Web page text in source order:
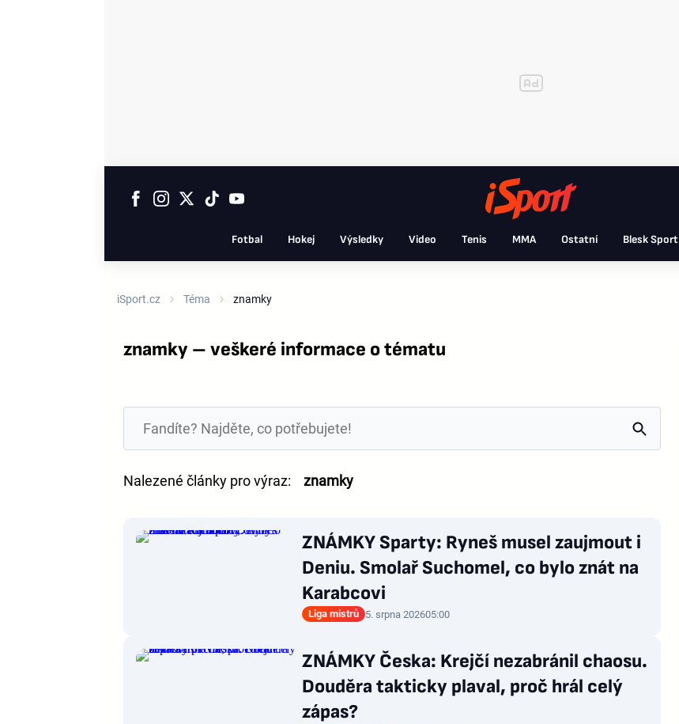
Fotbal Hokej Výsledky Video Tenis MMA Ostatní Blesk Sport
iSport.cz Téma znamky
znamky – veškeré informace o tématu
Nalezené články pro výraz: znamky
ZNÁMKY Sparty: Ryneš musel zaujmout i
Deniu. Smolař Suchomel, co bylo znát na
Karabcovi
Liga mistrů 5. srpna 202605:00
ZNÁMKY Česka: Krejčí nezabránil chaosu.
Douděra takticky plaval, proč hrál celý
zápas?